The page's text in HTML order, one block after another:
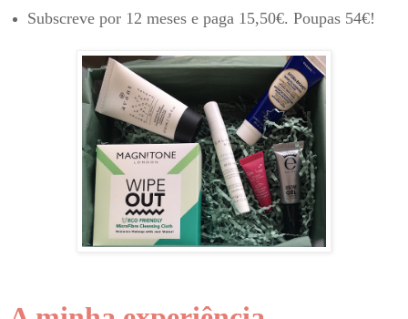
Subscreve por 12 meses e paga 15,50€. Poupas 54€!